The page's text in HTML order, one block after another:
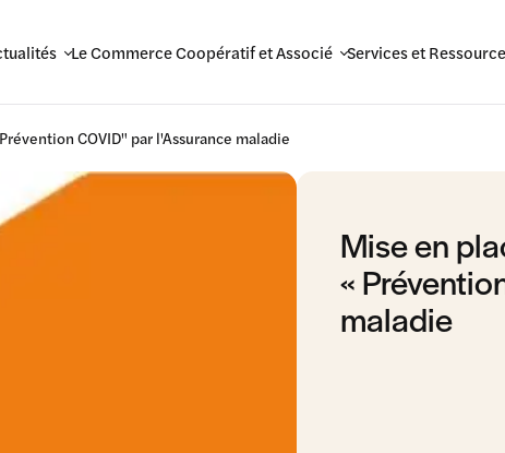
Le Commerce Coopératif et Associé Services et
COVID" par l'Assurance maladie
Mise en
«
maladie